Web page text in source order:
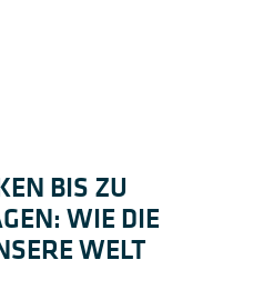
BIS ZU
WIE DIE
WELT